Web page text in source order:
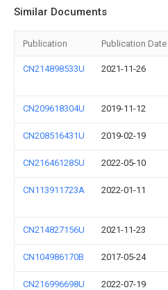
Similar Documents
Publication Publication Date
CN214898533U 2021-11-26
CN209618304U 2019-11-12
CN208516431U 2019-02-19
CN216461285U 2022-05-10
CN113911723A 2022-01-11
CN214827156U 2021-11-23
CN104986170B 2017-05-24
CN216996698U 2022-07-19